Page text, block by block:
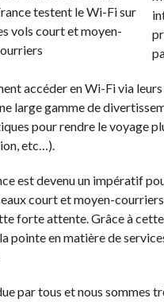
accéder en Wi-Fi via
large gamme de
pour rendre le voyage
etc…).
est devenu un impératif
court et moyen-
forte attente. Grâce à
pointe en matière de
par tous et nous sommes